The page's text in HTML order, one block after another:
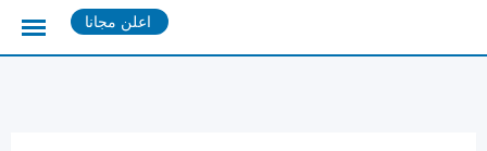
اعلن مجانا